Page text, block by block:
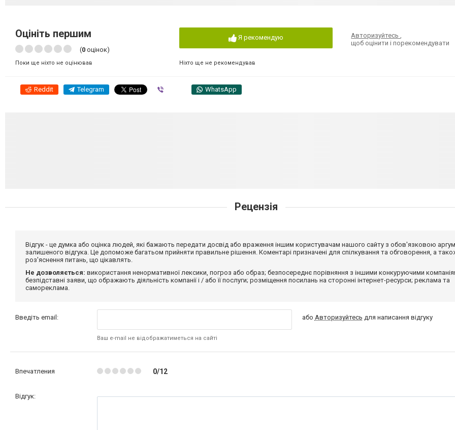
Оцініть першим
(0 оцінок)
Поки ще ніхто не оцінював
Я рекомендую
Ніхто ще не рекомендував
Авторизуйтесь,
щоб оцінити і порекомендувати
Reddit Telegram WhatsApp
Рецензія
Відгук - це думка або оцінка людей, які бажають передати досвід або враження іншим користувачам нашого сайту з обов'язковою
залишеного відгука. Це допоможе багатьом прийняти правильне рішення. Коментарі призначені для спілкування та обговорення, а
роз'яснення питань, що цікавлять.
Не дозволяється: використання ненормативної лексики, погроз або образ; безпосереднє порівняння з іншими конкуруючими
безпідставні заяви, що ображають діяльність компанії і / або її послуги; розміщення посилань на сторонні інтернет-ресурси; реклама та
самореклама.
Введіть email:
Ваш e-mail не відображатиметься на сайті
або Авторизуйтесь для написання відгуку
Впечатления 0/12
Відгук: